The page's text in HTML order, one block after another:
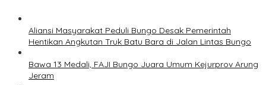
Aliansi Masyarakat Peduli Bungo Desak Pemerintah
Hentikan Angkutan Truk Batu Bara di Jalan Lintas Bungo
Bawa 13 Medali, FAJI Bungo Juara Umum Kejurprov Arung
Jeram